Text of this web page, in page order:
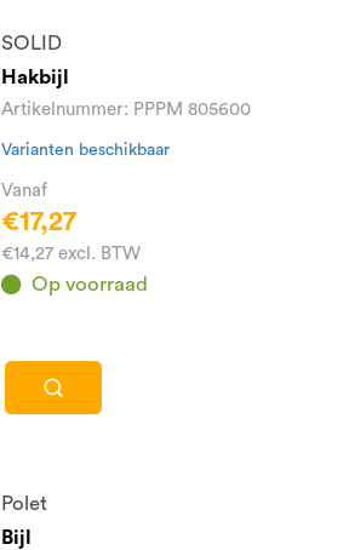
SOLID
Hakbijl
Artikelnummer: PPPM 805600
Varianten beschikbaar
Vanaf
€17,27
€14,27 excl. BTW
Op voorraad
Polet
Bijl